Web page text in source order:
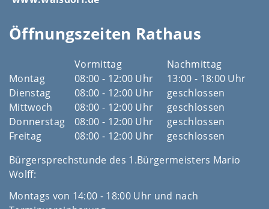
Öffnungszeiten Rathaus
Vormittag
Nachmittag
Montag
08:00 - 12:00 Uhr
13:00 - 18:00 Uhr
Dienstag
08:00 - 12:00 Uhr
geschlossen
Mittwoch
08:00 - 12:00 Uhr
geschlossen
Donnerstag
08:00 - 12:00 Uhr
geschlossen
Freitag
08:00 - 12:00 Uhr
geschlossen
Bürgersprechstunde des 1.Bürgermeisters Mario
Wolff:
Montags von 14:00 - 18:00 Uhr und nach